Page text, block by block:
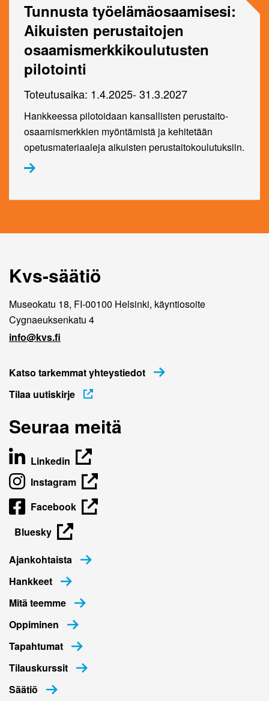
Tunnusta työelämäosaamisesi:
Aikuisten perustaitojen
osaamismerkkikoulutus­ten
pilotointi
Toteutusaika: 1.4.2025- 31.3.2027
Hankkeessa pilotoidaan kansallisten perustaito-
osaamismerkkien myöntämistä ja kehitetään
opetusmateriaaleja aikuisten perustaitokoulutuksiin.
Kvs-säätiö
Museokatu 18, FI-00100 Helsinki, käyntiosoite
Cygnaeuksenkatu 4
info@kvs.fi
Katso tarkemmat yhteystiedot
Tilaa uutiskirje
Seuraa meitä
Linkedin
Instagram
Facebook
Bluesky
Ajankohtaista
Hankkeet
Mitä teemme
Oppiminen
Tapahtumat
Tilauskurssit
Säätiö